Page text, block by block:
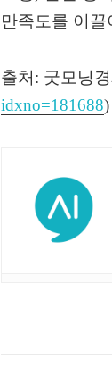
만족도를 이
출처: 굿모닝
idxno=181688)